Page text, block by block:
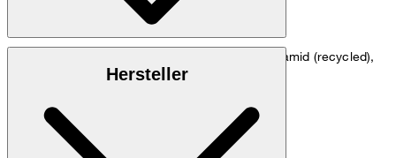
Materialmischung aus 55% Polyamid, 33% Polyamid (recycled),
Hersteller